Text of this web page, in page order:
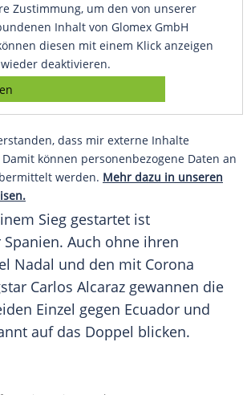
Zustimmung, um den von unserer
Inhalt von Glomex GmbH
diesen mit einem Klick anzeigen
deaktivieren.
dass mir externe Inhalte
können personenbezogene Daten an
werden. Mehr dazu in unseren
Sieg gestartet ist
Auch ohne ihren
Nadal und den mit Corona
Carlos Alcaraz gewannen die
Einzel gegen Ecuador und
auf das Doppel blicken.